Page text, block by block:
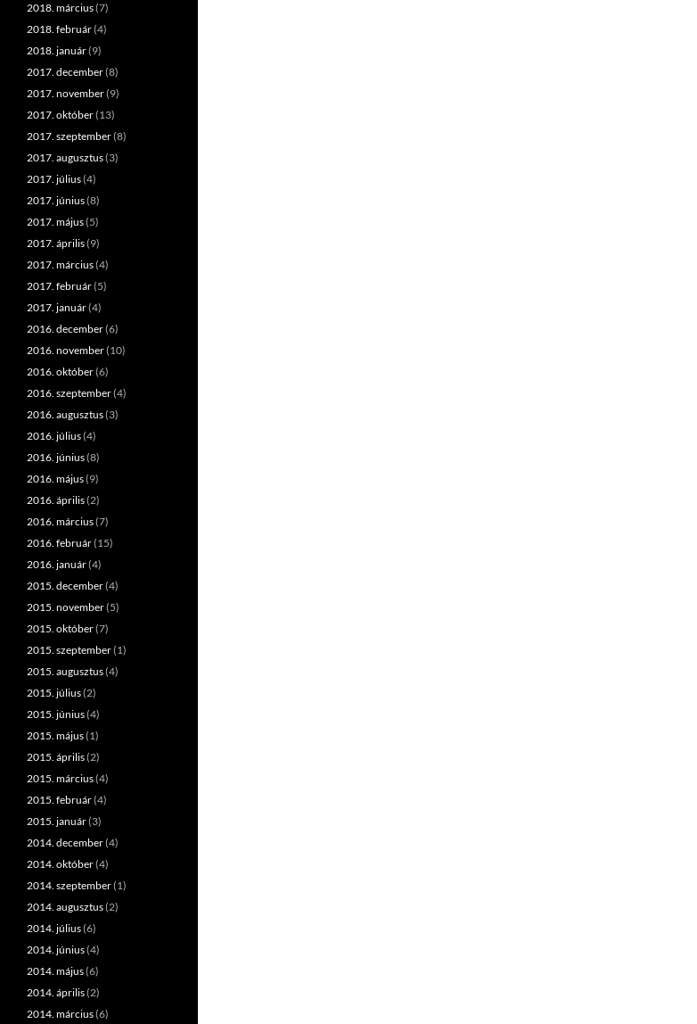
2018. március(7)
2018. február(4)
2018. január(9)
2017. december(8)
2017. november(9)
2017. október(13)
2017. szeptember(8)
2017. augusztus(3)
2017. július(4)
2017. június(8)
2017. május(5)
2017. április(9)
2017. március(4)
2017. február(5)
2017. január(4)
2016. december(6)
2016. november(10)
2016. október(6)
2016. szeptember(4)
2016. augusztus(3)
2016. július(4)
2016. június(8)
2016. május(9)
2016. április(2)
2016. március(7)
2016. február(15)
2016. január(4)
2015. december(4)
2015. november(5)
2015. október(7)
2015. szeptember(1)
2015. augusztus(4)
2015. július(2)
2015. június(4)
2015. május(1)
2015. április(2)
2015. március(4)
2015. február(4)
2015. január(3)
2014. december(4)
2014. október(4)
2014. szeptember(1)
2014. augusztus(2)
2014. július(6)
2014. június(4)
2014. május(6)
2014. április(2)
2014. március(6)